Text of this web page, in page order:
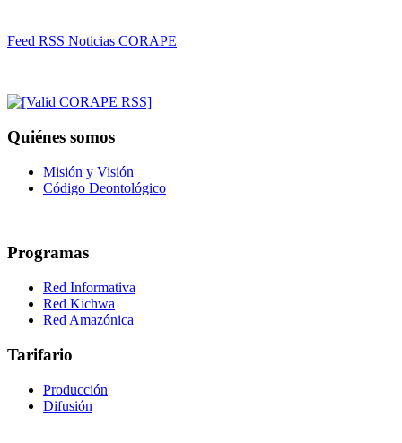
Feed RSS Noticias CORAPE
Quiénes somos
Misión y Visión
Código Deontológico
Programas
Red Informativa
Red Kichwa
Red Amazónica
Tarifario
Producción
Difusión